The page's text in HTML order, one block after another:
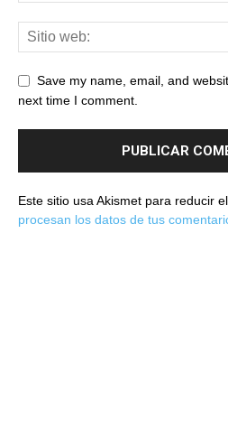
Save my name, email, and
next time I comment.
Este sitio usa Akismet para reducir
procesan los datos de tus